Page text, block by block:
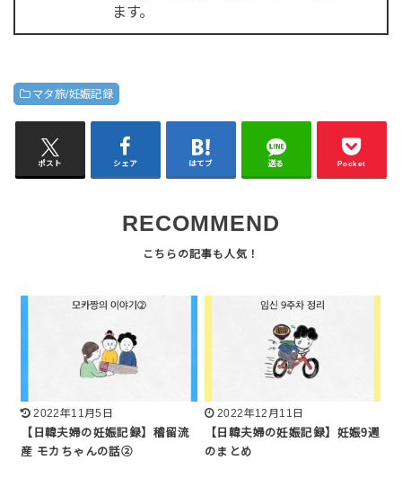
ます。
マタ旅/妊娠記録
ポスト シェア はてブ 送る Pocket
RECOMMEND
2022年11月5日
【日韓夫婦の妊娠記録】稽留流
産 モカちゃんの話②
2022年12月11日
【日韓夫婦の妊娠記録】妊娠9週
のまとめ